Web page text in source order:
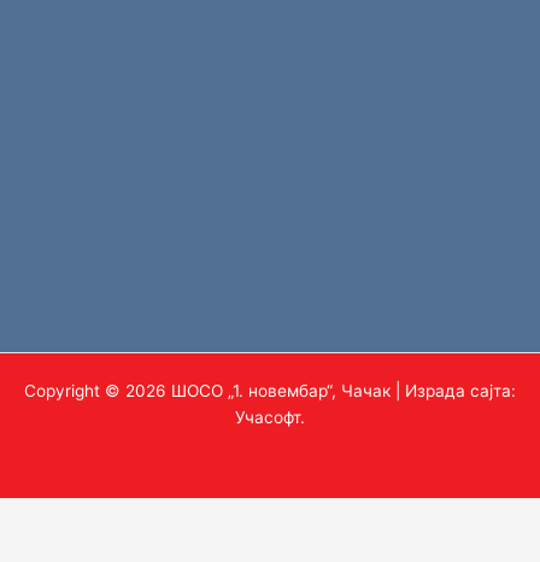
Copyright © 2026 ШОСО „1. новембар“, Чачак | Израда сајта:
Учасофт.